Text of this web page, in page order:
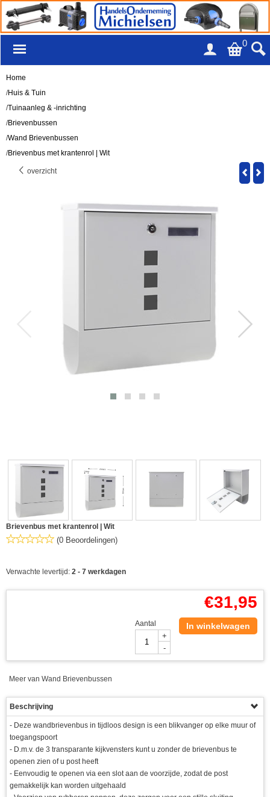
0
Home
/Huis & Tuin
/Tuinaanleg & -inrichting
/Brievenbussen
/Wand Brievenbussen
/Brievenbus met krantenrol | Wit
overzicht
Brievenbus met krantenrol | Wit
(0 Beoordelingen)
Verwachte levertijd: 2 - 7 werkdagen
€31,95
Aantal
+
-
In winkelwagen
Meer van Wand Brievenbussen
Beschrijving
- Deze wandbrievenbus in tijdloos design is een blikvanger op elke muur of
toegangspoort
- D.m.v. de 3 transparante kijkvensters kunt u zonder de brievenbus te
openen zien of u post heeft
- Eenvoudig te openen via een slot aan de voorzijde, zodat de post
gemakkelijk kan worden uitgehaald